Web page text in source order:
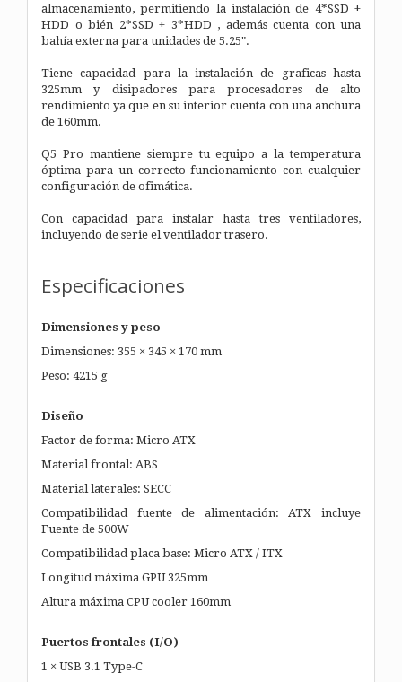
almacenamiento, permitiendo la instalación de 4*SSD +
HDD o bién 2*SSD + 3*HDD , además cuenta con una
bahía externa para unidades de 5.25".
Tiene capacidad para la instalación de graficas hasta
325mm y disipadores para procesadores de alto
rendimiento ya que en su interior cuenta con una anchura
de 160mm.
Q5 Pro mantiene siempre tu equipo a la temperatura
óptima para un correcto funcionamiento con cualquier
configuración de ofimática.
Con capacidad para instalar hasta tres ventiladores,
incluyendo de serie el ventilador trasero.
Especificaciones
Dimensiones y peso
Dimensiones: 355 × 345 × 170 mm
Peso: 4215 g
Diseño
Factor de forma: Micro ATX
Material frontal: ABS
Material laterales: SECC
Compatibilidad fuente de alimentación: ATX incluye
Fuente de 500W
Compatibilidad placa base: Micro ATX / ITX
Longitud máxima GPU 325mm
Altura máxima CPU cooler 160mm
Puertos frontales (I/O)
1 × USB 3.1 Type-C